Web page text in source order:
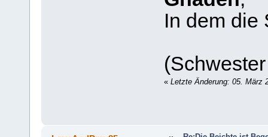
In dem die
« Letzte Änderung: 05. März